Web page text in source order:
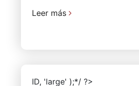
Leer más
ID, 'large' );*/ ?>